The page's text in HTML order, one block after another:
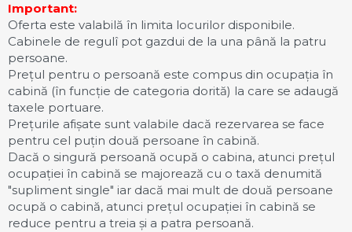
Important:
Oferta este valabilă în limita locurilor disponibile.
Cabinele de regulî pot gazdui de la una până la patru
persoane.
Prețul pentru o persoană este compus din ocupația în
cabină (în funcție de categoria dorită) la care se adaugă
taxele portuare.
Prețurile afișate sunt valabile dacă rezervarea se face
pentru cel puțin două persoane în cabină.
Dacă o singură persoană ocupă o cabina, atunci prețul
ocupației în cabină se majorează cu o taxă denumită
"supliment single" iar dacă mai mult de două persoane
ocupă o cabină, atunci prețul ocupației în cabină se
reduce pentru a treia și a patra persoană.